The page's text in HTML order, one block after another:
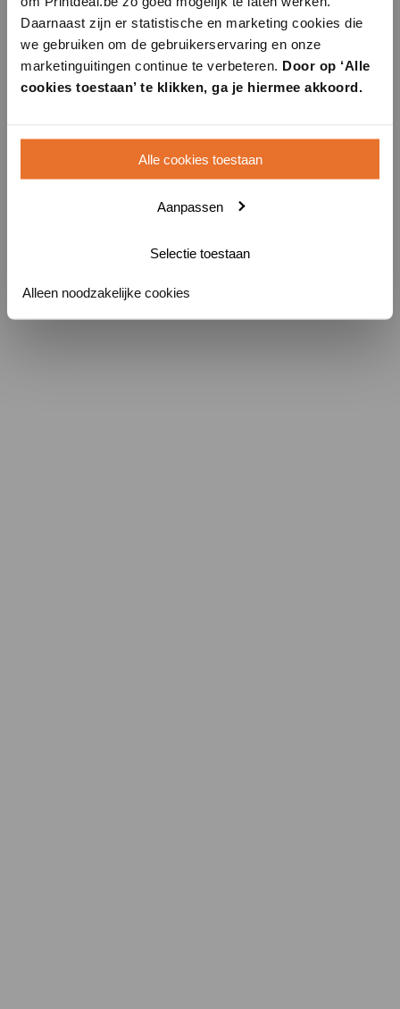
Daarnaast zijn er statistische en marketing cookies die
we gebruiken om de gebruikerservaring en onze
marketinguitingen continue te verbeteren. Door op ‘Alle
cookies toestaan’ te klikken, ga je hiermee akkoord.
Alle cookies toestaan
Aanpassen
Selectie toestaan
Alleen noodzakelijke cookies